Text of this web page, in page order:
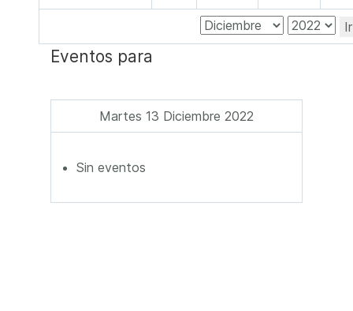
Eventos para
Martes 13 Diciembre 2022
Sin eventos